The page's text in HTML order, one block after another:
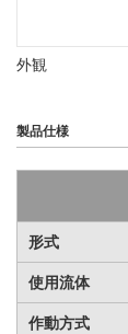
外観
製品仕様
形式
使用流体
作動方式